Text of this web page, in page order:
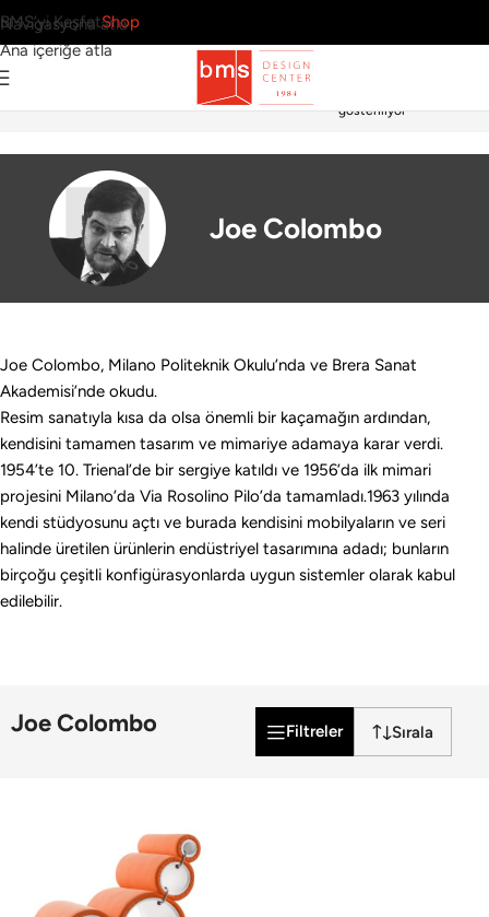
Navigasyona atla
Ana içeriğe atla
BMS’yi KeşfetShop
Joe Colombo
gösteriliyor
Joe Colombo
Joe Colombo, Milano Politeknik Okulu’nda ve Brera Sanat
Akademisi’nde okudu.
Resim sanatıyla kısa da olsa önemli bir kaçamağın ardından,
kendisini tamamen tasarım ve mimariye adamaya karar verdi.
1954’te 10. Trienal’de bir sergiye katıldı ve 1956’da ilk mimari
projesini Milano’da Via Rosolino Pilo’da tamamladı.1963 yılında
kendi stüdyosunu açtı ve burada kendisini mobilyaların ve seri
halinde üretilen ürünlerin endüstriyel tasarımına adadı; bunların
birçoğu çeşitli konfigürasyonlarda uygun sistemler olarak kabul
edilebilir.
Joe Colombo Filtreler